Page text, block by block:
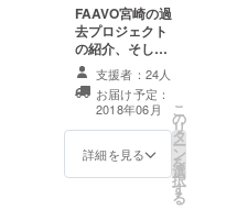
FAAVO宮崎の過
去プロジェクト
の紹介、そして
「今」追跡取材
した冊子にクレ
ジットを入れて1
冊プレゼントし
ます！
支援者：24人
お届け予定：
2018年06月
詳細を見る
こ
の
リ
タ
ー
ン
を
選
択
す
る